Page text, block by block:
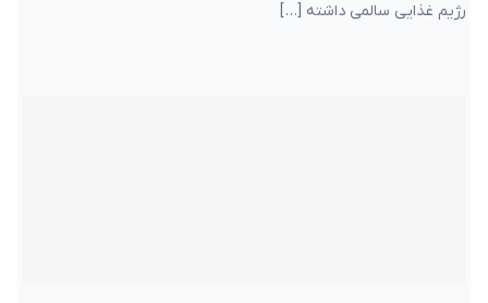
رژیم غذایی سالمی داشته […]